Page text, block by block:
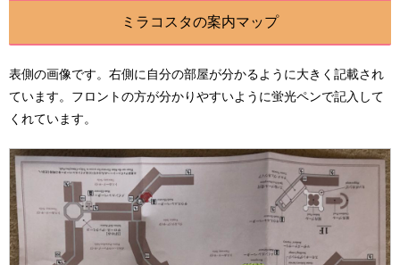
ミラコスタの案内マップ
表側の画像です。右側に自分の部屋が分かるように大きく記載され
ています。フロントの方が分かりやすいように蛍光ペンで記入して
くれています。